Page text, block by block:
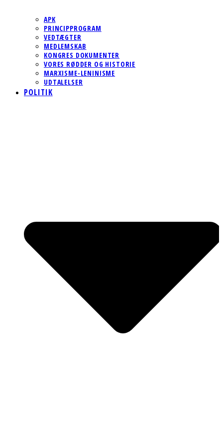
APK
PRINCIPPROGRAM
VEDTÆGTER
MEDLEMSKAB
KONGRES DOKUMENTER
VORES RØDDER OG HISTORIE
MARXISME-LENINISME
UDTALELSER
POLITIK